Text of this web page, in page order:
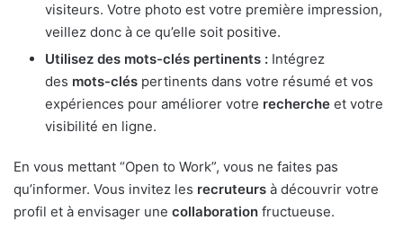
visiteurs. Votre photo est votre première impression,
veillez donc à ce qu’elle soit positive.
Utilisez des mots-clés pertinents : Intégrez
des mots-clés pertinents dans votre résumé et vos
expériences pour améliorer votre recherche et votre
visibilité en ligne.
En vous mettant “Open to Work”, vous ne faites pas
qu’informer. Vous invitez les recruteurs à découvrir votre
profil et à envisager une collaboration fructueuse.